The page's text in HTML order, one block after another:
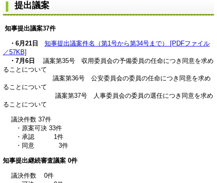
提出議案
知事提出議案37件
・6月21日 知事提出議案件名（第1号から第34号まで） [PDFファイル
／57KB]
・7月6日 議案第35号 収用委員会の予備委員の任命につき同意を求め
ることについて
議案第36号 公安委員会の委員の任命につき同意を求め
ることについて
議案第37号 人事委員会の委員の選任につき同意を求め
ることについて
議決件数 37件
・原案可決 33件
・承認 1件
・同意 3件
知事提出継続審査議案 0件
議決件数 0件